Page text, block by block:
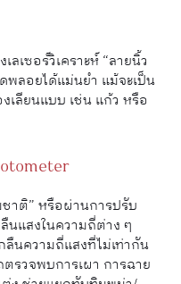
ลเซอร์วิเคราะห์ “ลายนิ้ว
พลอยได้แม่นยำ แม้จะเป็น
เลียนแบบ เช่น แก้ว หรือ
าติ” หรือผ่านการปรับ
นแสงในความถี่ต่าง ๆ
นความถี่แสงที่ไม่เท่ากัน
รวจพบการเผา การฉาย